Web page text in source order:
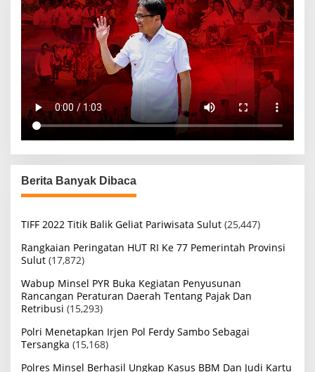
Berita Banyak Dibaca
TIFF 2022 Titik Balik Geliat Pariwisata Sulut (25,447)
Rangkaian Peringatan HUT RI Ke 77 Pemerintah Provinsi
Sulut (17,872)
Wabup Minsel PYR Buka Kegiatan Penyusunan
Rancangan Peraturan Daerah Tentang Pajak Dan
Retribusi (15,293)
Polri Menetapkan Irjen Pol Ferdy Sambo Sebagai
Tersangka (15,168)
Polres Minsel Berhasil Ungkap Kasus BBM Dan Judi Kartu